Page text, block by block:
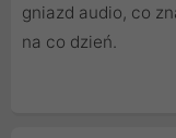
gniazd audio, co
na co dzień.